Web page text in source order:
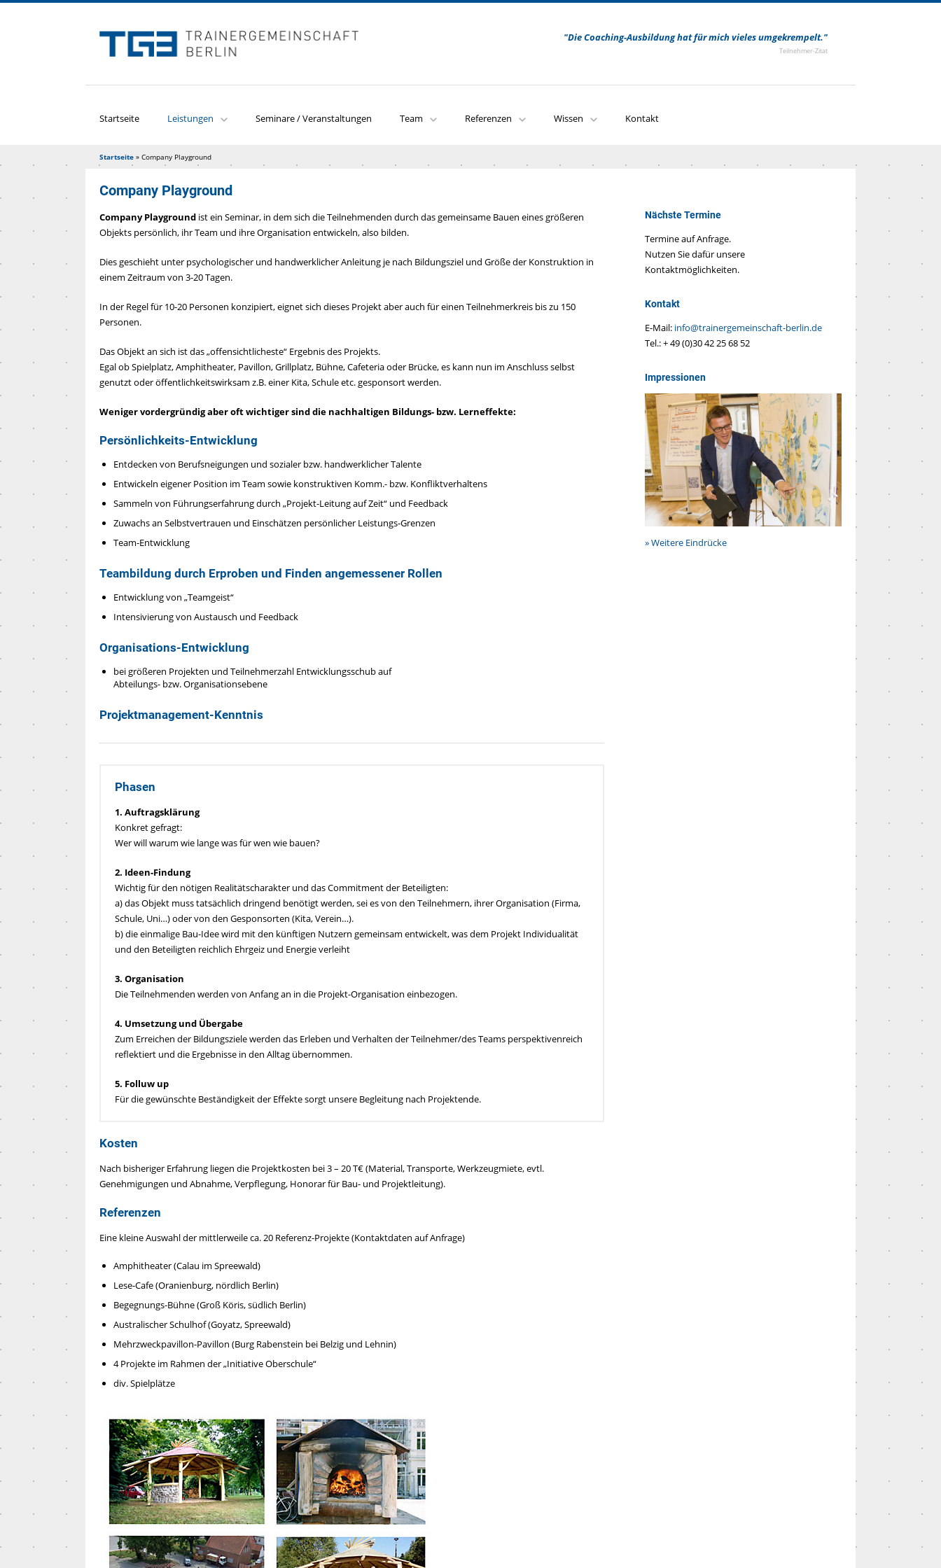
Startseite Leistungen Seminare / Veranstaltungen Team Referenzen Wissen Kontakt
"Die Coaching-Ausbildung hat für mich vieles umgekrempelt."
Teilnehmer-Zitat
Startseite » Company Playground
Company Playground
Company Playground ist ein Seminar, in dem sich die Teilnehmenden durch das gemeinsame Bauen eines größeren
Objekts persönlich, ihr Team und ihre Organisation entwickeln, also bilden.
Dies geschieht unter psychologischer und handwerklicher Anleitung je nach Bildungsziel und Größe der Konstruktion in
einem Zeitraum von 3-20 Tagen.
In der Regel für 10-20 Personen konzipiert, eignet sich dieses Projekt aber auch für einen Teilnehmerkreis bis zu 150
Personen.
Das Objekt an sich ist das „offensichtlicheste“ Ergebnis des Projekts.
Egal ob Spielplatz, Amphitheater, Pavillon, Grillplatz, Bühne, Cafeteria oder Brücke, es kann nun im Anschluss selbst
genutzt oder öffentlichkeitswirksam z.B. einer Kita, Schule etc. gesponsort werden.
Weniger vordergründig aber oft wichtiger sind die nachhaltigen Bildungs- bzw. Lerneffekte:
Persönlichkeits-Entwicklung
Entdecken von Berufsneigungen und sozialer bzw. handwerklicher Talente
Entwickeln eigener Position im Team sowie konstruktiven Komm.- bzw. Konfliktverhaltens
Sammeln von Führungserfahrung durch „Projekt-Leitung auf Zeit“ und Feedback
Zuwachs an Selbstvertrauen und Einschätzen persönlicher Leistungs-Grenzen
Team-Entwicklung
Teambildung durch Erproben und Finden angemessener Rollen
Entwicklung von „Teamgeist“
Intensivierung von Austausch und Feedback
Organisations-Entwicklung
bei größeren Projekten und Teilnehmerzahl Entwicklungsschub auf
Abteilungs- bzw. Organisationsebene
Projektmanagement-Kenntnis
Phasen
1. Auftragsklärung
Konkret gefragt:
Wer will warum wie lange was für wen wie bauen?
2. Ideen-Findung
Wichtig für den nötigen Realitätscharakter und das Commitment der Beteiligten:
a) das Objekt muss tatsächlich dringend benötigt werden, sei es von den Teilnehmern, ihrer Organisation (Firma,
Schule, Uni…) oder von den Gesponsorten (Kita, Verein…).
b) die einmalige Bau-Idee wird mit den künftigen Nutzern gemeinsam entwickelt, was dem Projekt Individualität
und den Beteiligten reichlich Ehrgeiz und Energie verleiht
3. Organisation
Die Teilnehmenden werden von Anfang an in die Projekt-Organisation einbezogen.
4. Umsetzung und Übergabe
Zum Erreichen der Bildungsziele werden das Erleben und Verhalten der Teilnehmer/des Teams perspektivenreich
reflektiert und die Ergebnisse in den Alltag übernommen.
5. Folluw up
Für die gewünschte Beständigkeit der Effekte sorgt unsere Begleitung nach Projektende.
Kosten
Nach bisheriger Erfahrung liegen die Projektkosten bei 3 – 20 T€ (Material, Transporte, Werkzeugmiete, evtl.
Genehmigungen und Abnahme, Verpflegung, Honorar für Bau- und Projektleitung).
Referenzen
Eine kleine Auswahl der mittlerweile ca. 20 Referenz-Projekte (Kontaktdaten auf Anfrage)
Amphitheater (Calau im Spreewald)
Lese-Cafe (Oranienburg, nördlich Berlin)
Begegnungs-Bühne (Groß Köris, südlich Berlin)
Australischer Schulhof (Goyatz, Spreewald)
Mehrzweckpavillon-Pavillon (Burg Rabenstein bei Belzig und Lehnin)
4 Projekte im Rahmen der „Initiative Oberschule“
div. Spielplätze
Nächste Termine
Termine auf Anfrage.
Nutzen Sie dafür unsere
Kontaktmöglichkeiten.
Kontakt
E-Mail: info@trainergemeinschaft-berlin.de
Tel.: + 49 (0)30 42 25 68 52
Impressionen
» Weitere Eindrücke